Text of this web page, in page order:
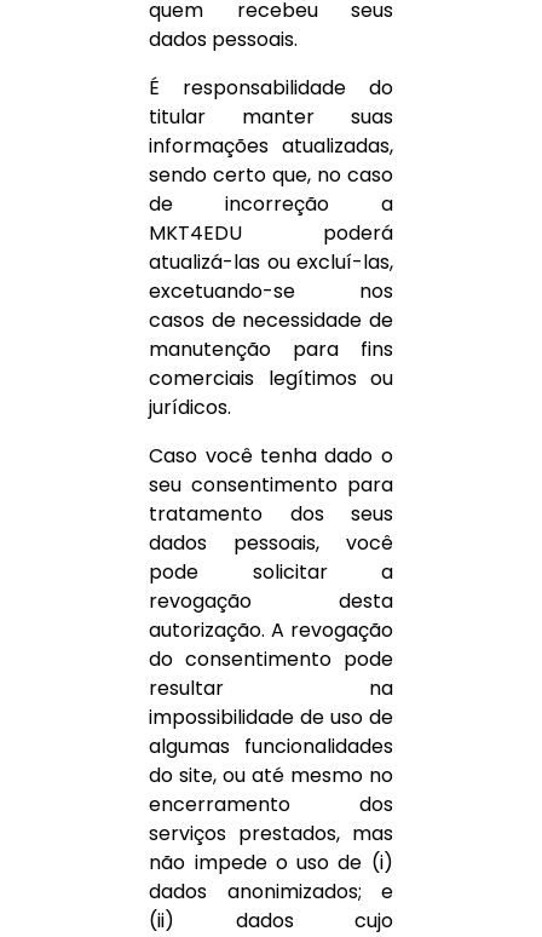
quem recebeu seus
dados pessoais.
É responsabilidade do
titular manter suas
informações atualizadas,
sendo certo que, no caso
de incorreção a
MKT4EDU poderá
atualizá-las ou excluí-las,
excetuando-se nos
casos de necessidade de
manutenção para fins
comerciais legítimos ou
jurídicos.
Caso você tenha dado o
seu consentimento para
tratamento dos seus
dados pessoais, você
pode solicitar a
revogação desta
autorização. A revogação
do consentimento pode
resultar na
impossibilidade de uso de
algumas funcionalidades
do site, ou até mesmo no
encerramento dos
serviços prestados, mas
não impede o uso de (i)
dados anonimizados; e
(ii) dados cujo